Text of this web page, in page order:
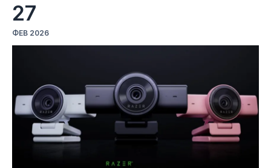
27
ΦΕΒ 2026